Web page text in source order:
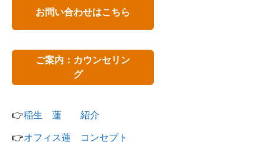
お問い合わせはこちら
ご案内：カウンセリン
グ
👉稲生 蓮 紹介
👉オフィス蓮 コンセプト